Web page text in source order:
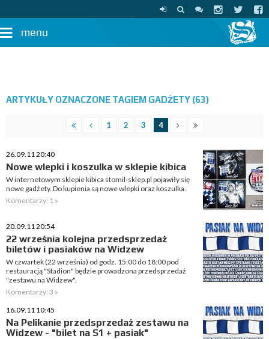
menu
ARTYKUŁY OZNACZONE TAGIEM GADŻETY (63)
1 2 3 4
26.09.11 20:40
Nowe wlepki i koszulka w sklepie kibica
W internetowym sklepie kibica stomil-sklep.pl pojawiły się
nowe gadżety. Do kupienia są nowe wlepki oraz koszulka.
Komentarzy: 1 »
20.09.11 20:54
22 września kolejna przedsprzedaż
biletów i pasiaków na Widzew
W czwartek (22 września) od godz. 15:00 do 18:00 pod
restauracją "Stadion" będzie prowadzona przedsprzedaż
"zestawu na Widzew".
Komentarzy: 3 »
16.09.11 10:45
Na Pelikanie przedsprzedaż zestawu na
Widzew - "bilet na S1 + pasiak"